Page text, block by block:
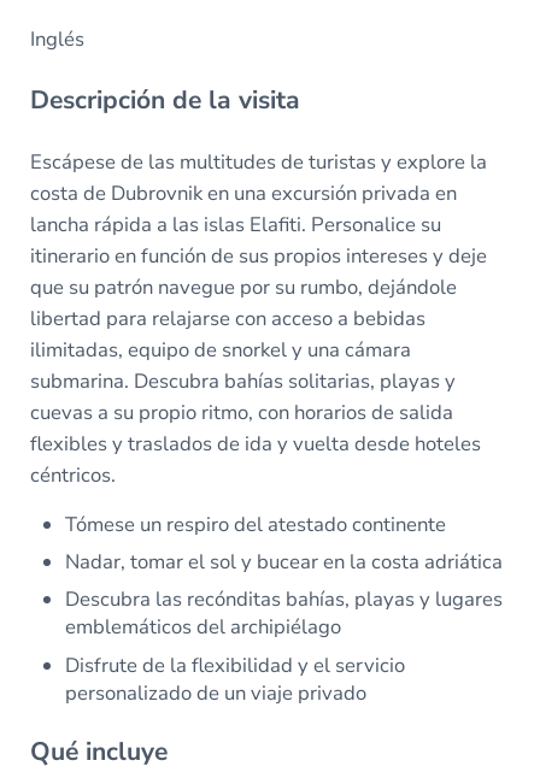
Inglés
Descripción de la visita
Escápese de las multitudes de turistas y explore la
costa de Dubrovnik en una excursión privada en
lancha rápida a las islas Elafiti. Personalice su
itinerario en función de sus propios intereses y deje
que su patrón navegue por su rumbo, dejándole
libertad para relajarse con acceso a bebidas
ilimitadas, equipo de snorkel y una cámara
submarina. Descubra bahías solitarias, playas y
cuevas a su propio ritmo, con horarios de salida
flexibles y traslados de ida y vuelta desde hoteles
céntricos.
Tómese un respiro del atestado continente
Nadar, tomar el sol y bucear en la costa adriática
Descubra las recónditas bahías, playas y lugares
emblemáticos del archipiélago
Disfrute de la flexibilidad y el servicio
personalizado de un viaje privado
Qué incluye